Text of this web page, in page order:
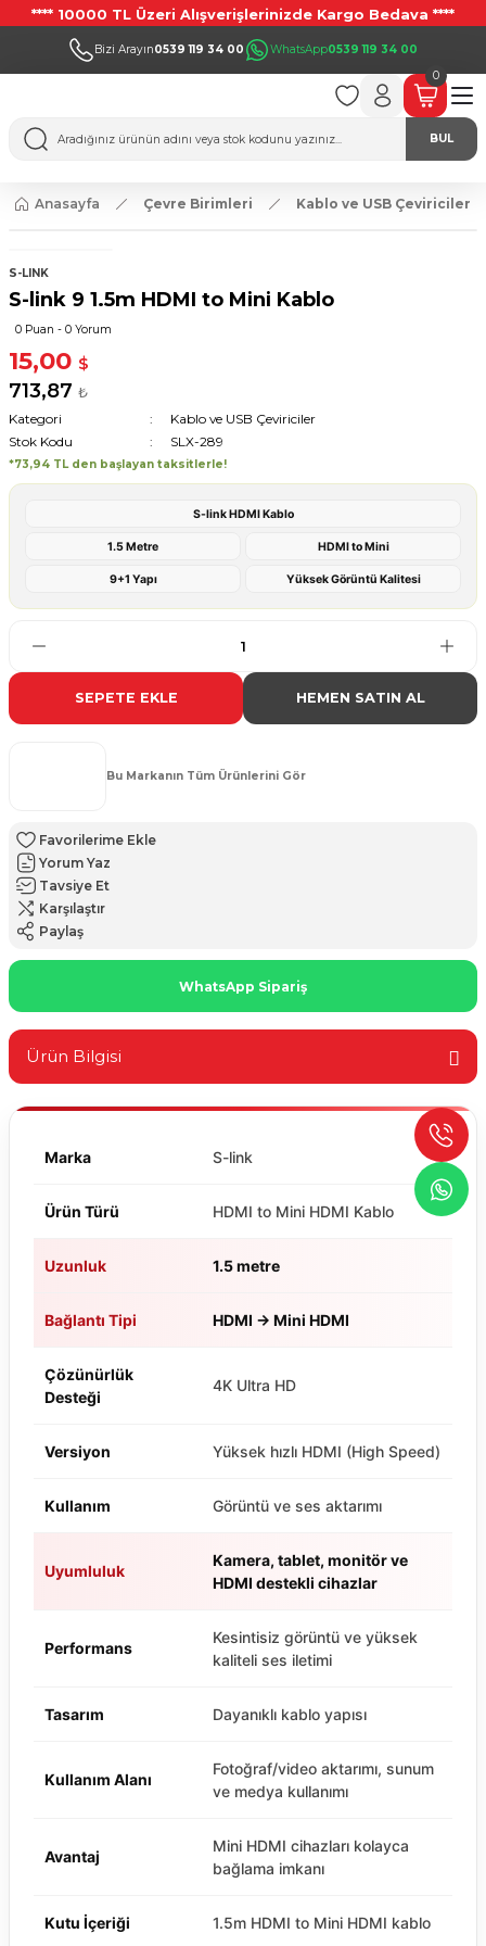
**** 10000 TL Üzeri Alışverişlerinizde Kargo Bedava ****
Bizi Arayın0539 119 34 00 WhatsApp0539 119 34 00
BUL
0
Anasayfa Çevre Birimleri Kablo ve USB Çeviriciler
S-LINK
S-link 9 1.5m HDMI to Mini Kablo
0 Puan - 0 Yorum
15,00 $
713,87 ₺
Kategori
Kablo ve USB Çeviriciler
Stok Kodu
SLX-289
*73,94 TL den başlayan taksitlerle!
S-link HDMI Kablo
1.5 Metre HDMI to Mini
9+1 Yapı Yüksek Görüntü Kalitesi
SEPETE EKLE HEMEN SATIN AL
Bu Markanın Tüm Ürünlerini Gör
Yorum Yaz
Tavsiye Et
Karşılaştır
Paylaş
WhatsApp Sipariş
Ürün Bilgisi
Marka S-link
Ürün Türü HDMI to Mini HDMI Kablo
Uzunluk 1.5 metre
Bağlantı Tipi HDMI → Mini HDMI
Çözünürlük
Desteği
4K Ultra HD
Versiyon Yüksek hızlı HDMI (High Speed)
Kullanım Görüntü ve ses aktarımı
Uyumluluk
Kamera, tablet, monitör ve
HDMI destekli cihazlar
Performans
Kesintisiz görüntü ve yüksek
kaliteli ses iletimi
Tasarım Dayanıklı kablo yapısı
Kullanım Alanı
Fotoğraf/video aktarımı, sunum
ve medya kullanımı
Avantaj
Mini HDMI cihazları kolayca
bağlama imkanı
Kutu İçeriği 1.5m HDMI to Mini HDMI kablo